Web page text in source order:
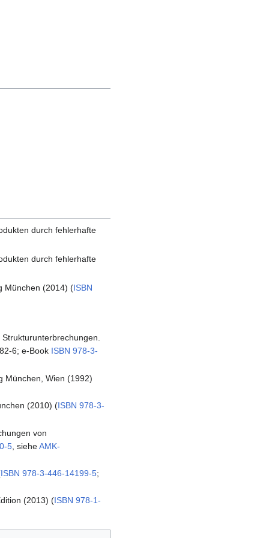
durch fehlerhafte
durch fehlerhafte
München (2014) (ISBN
6; e-Book ISBN 978-3-
München, Wien (1992)
(2010) (ISBN 978-3-
von
5 , sieheAMK-
ISBN 978-3-446-14199-5;
(2013) (ISBN 978-1-